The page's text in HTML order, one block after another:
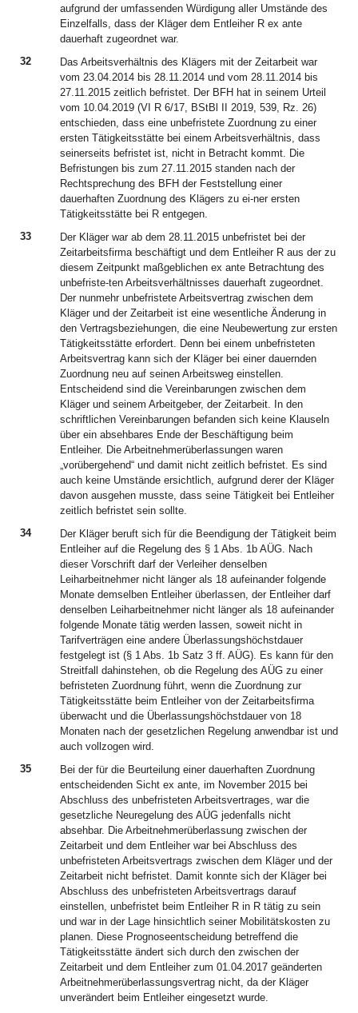
aufgrund der umfassenden Würdigung aller Umstände des
Einzelfalls, dass der Kläger dem Entleiher R ex ante
dauerhaft zugeordnet war.
32
Das Arbeitsverhältnis des Klägers mit der Zeitarbeit war
vom 23.04.2014 bis 28.11.2014 und vom 28.11.2014 bis
27.11.2015 zeitlich befristet. Der BFH hat in seinem Urteil
vom 10.04.2019 (VI R 6/17, BStBl II 2019, 539, Rz. 26)
entschieden, dass eine unbefristete Zuordnung zu einer
ersten Tätigkeitsstätte bei einem Arbeitsverhältnis, dass
seinerseits befristet ist, nicht in Betracht kommt. Die
Befristungen bis zum 27.11.2015 standen nach der
Rechtsprechung des BFH der Feststellung einer
dauerhaften Zuordnung des Klägers zu ei-ner ersten
Tätigkeitsstätte bei R entgegen.
33
Der Kläger war ab dem 28.11.2015 unbefristet bei der
Zeitarbeitsfirma beschäftigt und dem Entleiher R aus der zu
diesem Zeitpunkt maßgeblichen ex ante Betrachtung des
unbefriste-ten Arbeitsverhältnisses dauerhaft zugeordnet.
Der nunmehr unbefristete Arbeitsvertrag zwischen dem
Kläger und der Zeitarbeit ist eine wesentliche Änderung in
den Vertragsbeziehungen, die eine Neubewertung zur ersten
Tätigkeitsstätte erfordert. Denn bei einem unbefristeten
Arbeitsvertrag kann sich der Kläger bei einer dauernden
Zuordnung neu auf seinen Arbeitsweg einstellen.
Entscheidend sind die Vereinbarungen zwischen dem
Kläger und seinem Arbeitgeber, der Zeitarbeit. In den
schriftlichen Vereinbarungen befanden sich keine Klauseln
über ein absehbares Ende der Beschäftigung beim
Entleiher. Die Arbeitnehmerüberlassungen waren
„vorübergehend“ und damit nicht zeitlich befristet. Es sind
auch keine Umstände ersichtlich, aufgrund derer der Kläger
davon ausgehen musste, dass seine Tätigkeit bei Entleiher
zeitlich befristet sein sollte.
34
Der Kläger beruft sich für die Beendigung der Tätigkeit beim
Entleiher auf die Regelung des § 1 Abs. 1b AÜG. Nach
dieser Vorschrift darf der Verleiher denselben
Leiharbeitnehmer nicht länger als 18 aufeinander folgende
Monate demselben Entleiher überlassen, der Entleiher darf
denselben Leiharbeitnehmer nicht länger als 18 aufeinander
folgende Monate tätig werden lassen, soweit nicht in
Tarifverträgen eine andere Überlassungshöchstdauer
festgelegt ist (§ 1 Abs. 1b Satz 3 ff. AÜG). Es kann für den
Streitfall dahinstehen, ob die Regelung des AÜG zu einer
befristeten Zuordnung führt, wenn die Zuordnung zur
Tätigkeitsstätte beim Entleiher von der Zeitarbeitsfirma
überwacht und die Überlassungshöchstdauer von 18
Monaten nach der gesetzlichen Regelung anwendbar ist und
auch vollzogen wird.
35
Bei der für die Beurteilung einer dauerhaften Zuordnung
entscheidenden Sicht ex ante, im November 2015 bei
Abschluss des unbefristeten Arbeitsvertrages, war die
gesetzliche Neuregelung des AÜG jedenfalls nicht
absehbar. Die Arbeitnehmerüberlassung zwischen der
Zeitarbeit und dem Entleiher war bei Abschluss des
unbefristeten Arbeitsvertrags zwischen dem Kläger und der
Zeitarbeit nicht befristet. Damit konnte sich der Kläger bei
Abschluss des unbefristeten Arbeitsvertrags darauf
einstellen, unbefristet beim Entleiher R in R tätig zu sein
und war in der Lage hinsichtlich seiner Mobilitätskosten zu
planen. Diese Prognoseentscheidung betreffend die
Tätigkeitsstätte ändert sich durch den zwischen der
Zeitarbeit und dem Entleiher zum 01.04.2017 geänderten
Arbeitnehmerüberlassungsvertrag nicht, da der Kläger
unverändert beim Entleiher eingesetzt wurde.